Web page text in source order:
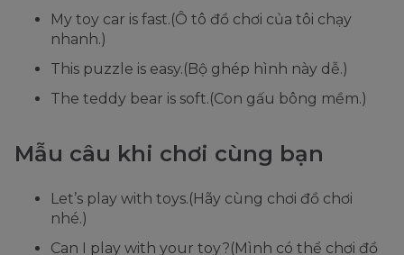
My toy car is fast.(Ô tô đồ chơi của tôi chạy
nhanh.)
This puzzle is easy.(Bộ ghép hình này dễ.)
The teddy bear is soft.(Con gấu bông mềm.)
Mẫu câu khi chơi cùng bạn
Let’s play with toys.(Hãy cùng chơi đồ chơi
nhé.)
Can I play with your toy?(Mình có thể chơi đồ